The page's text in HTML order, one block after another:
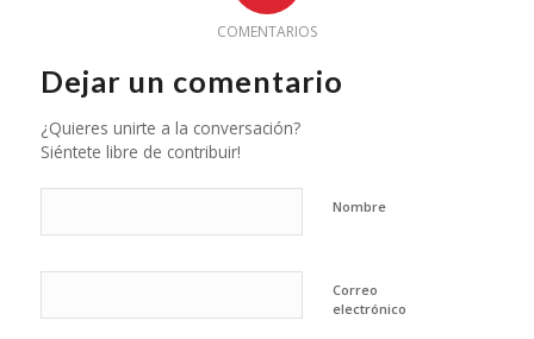
COMENTARIOS
Dejar un comentario
¿Quieres unirte a la conversación?
Siéntete libre de contribuir!
Nombre
Correo
electrónico